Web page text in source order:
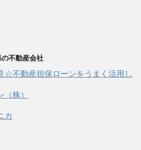
不動産会社
☆不動産担保ローンをうまく活用し
株）
カ